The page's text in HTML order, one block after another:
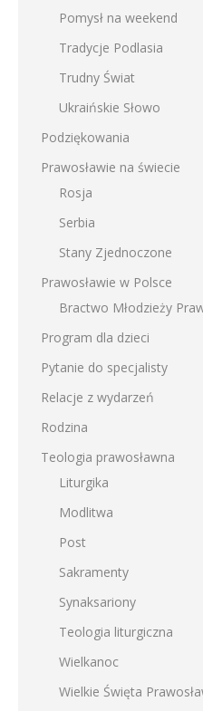
Pomysł na weekend
Tradycje Podlasia
Trudny Świat
Ukraińskie Słowo
Podziękowania
Prawosławie na świecie
Rosja
Serbia
Stany Zjednoczone
Prawosławie w Polsce
Bractwo Młodzieży
Program dla dzieci
Pytanie do specjalisty
Relacje z wydarzeń
Rodzina
Teologia prawosławna
Liturgika
Modlitwa
Post
Sakramenty
Synaksariony
Teologia liturgiczna
Wielkanoc
Wielkie Święta